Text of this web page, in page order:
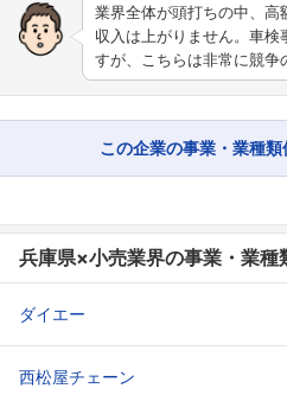
業界全体が頭打ちの中、
収入は上がりません。車検
すが、こちらは非常に競
この企業の事業・業種
兵庫県×小売業界の事業・業種
ダイエー
西松屋チェーン